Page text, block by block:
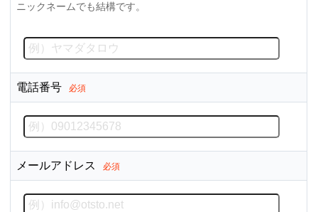
ニックネームでも結構です。
電話番号 必須
メールアドレス 必須